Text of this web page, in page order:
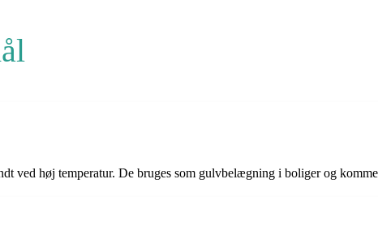
ved høj temperatur. De bruges som gulvbelægning i boliger og